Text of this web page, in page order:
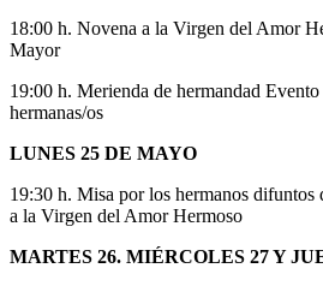
18:00 h. Novena a la Virgen del Amor
Mayor
19:00 h. Merienda de hermandad
hermanas/os
LUNES 25 DE MAYO
19:30 h. Misa por los hermanos difuntos
a la Virgen del Amor Hermoso
MARTES 26. MIÉRCOLES 27 Y